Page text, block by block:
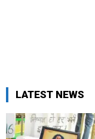
LATEST NEWS